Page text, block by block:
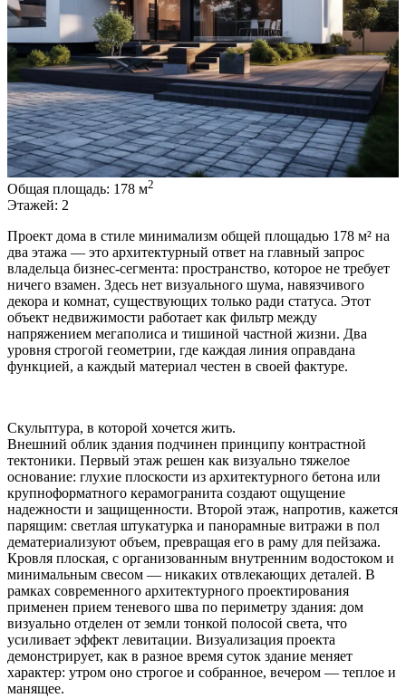
Общая площадь: 178 м2
Этажей: 2
Проект дома в стиле минимализм общей площадью 178 м² на
два этажа — это архитектурный ответ на главный запрос
владельца бизнес-сегмента: пространство, которое не требует
ничего взамен. Здесь нет визуального шума, навязчивого
декора и комнат, существующих только ради статуса. Этот
объект недвижимости работает как фильтр между
напряжением мегаполиса и тишиной частной жизни. Два
уровня строгой геометрии, где каждая линия оправдана
функцией, а каждый материал честен в своей фактуре.
Скульптура, в которой хочется жить.
Внешний облик здания подчинен принципу контрастной
тектоники. Первый этаж решен как визуально тяжелое
основание: глухие плоскости из архитектурного бетона или
крупноформатного керамогранита создают ощущение
надежности и защищенности. Второй этаж, напротив, кажется
парящим: светлая штукатурка и панорамные витражи в пол
дематериализуют объем, превращая его в раму для пейзажа.
Кровля плоская, с организованным внутренним водостоком и
минимальным свесом — никаких отвлекающих деталей. В
рамках современного архитектурного проектирования
применен прием теневого шва по периметру здания: дом
визуально отделен от земли тонкой полосой света, что
усиливает эффект левитации. Визуализация проекта
демонстрирует, как в разное время суток здание меняет
характер: утром оно строгое и собранное, вечером — теплое и
манящее.